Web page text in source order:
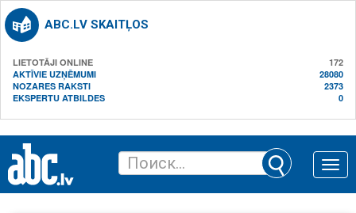
ABC.LV SKAITĻOS
LIETOTĀJI ONLINE
172
AKTĪVIE UZŅĒMUMI
28080
NOZARES RAKSTI
2373
EKSPERTU ATBILDES
0
Toggle